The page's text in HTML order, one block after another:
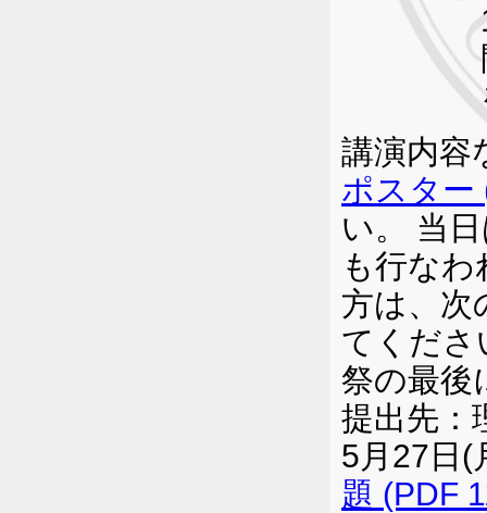
講演内容
ポスター
い。 当
も行な
方は、次
てくださ
祭の最後
提出先：
5月27日(
題 (PDF